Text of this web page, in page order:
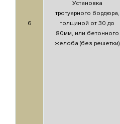
6
Установка
тротуарного бордюра,
толщиной от 30 до
80мм, или бетонного
желоба (без решетки)